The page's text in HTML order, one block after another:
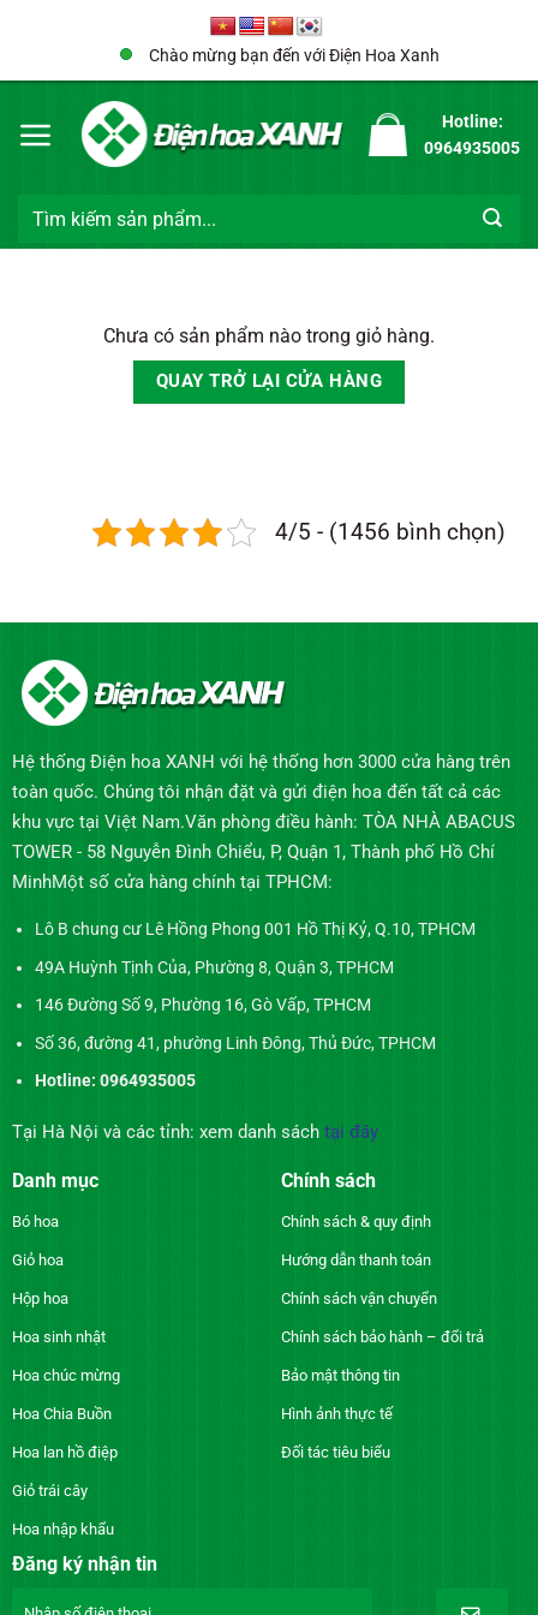
Chào mừng bạn đến với Điện Hoa Xanh
Hotline:
0964935005
Tìm
Chưa có sản phẩm nào trong giỏ hàng.
QUAY TRỞ LẠI CỬA HÀNG
4/5 - (1456 bình chọn)
Hệ thống Điện hoa XANH với hệ thống hơn 3000 cửa hàng trên
toàn quốc. Chúng tôi nhận đặt và gửi điện hoa đến tất cả các
khu vực tại Việt Nam.Văn phòng điều hành: TÒA NHÀ ABACUS
TOWER - 58 Nguyễn Đình Chiểu, P, Quận 1, Thành phố Hồ Chí
MinhMột số cửa hàng chính tại TPHCM:
Lô B chung cư Lê Hồng Phong 001 Hồ Thị Kỷ, Q.10, TPHCM
49A Huỳnh Tịnh Của, Phường 8, Quận 3, TPHCM
146 Đường Số 9, Phường 16, Gò Vấp, TPHCM
Số 36, đường 41, phường Linh Đông, Thủ Đức, TPHCM
Hotline: 0964935005
Tại Hà Nội và các tỉnh: xem danh sách tại đây
Danh mục
Bó hoa
Giỏ hoa
Hộp hoa
Hoa sinh nhật
Hoa chúc mừng
Hoa Chia Buồn
Hoa lan hồ điệp
Giỏ trái cây
Hoa nhập khẩu
Chính sách
Chính sách & quy định
Hướng dẫn thanh toán
Chính sách vận chuyển
Chính sách bảo hành – đổi trả
Bảo mật thông tin
Hình ảnh thực tế
Đối tác tiêu biểu
Đăng ký nhận tin